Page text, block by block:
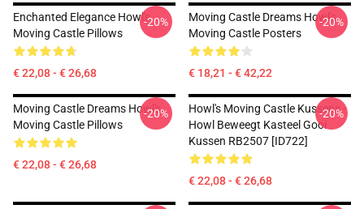
Enchanted Elegance Howl's
Moving Castle Pillows
€ 22,08 - € 26,68
-20%
Moving Castle Dreams Howl's
Moving Castle Posters
€ 18,21 - € 42,22
-20%
Moving Castle Dreams Howl's
Moving Castle Pillows
€ 22,08 - € 26,68
-20%
Howl's Moving Castle Kussens -
Howl Beweegt Kasteel Gooi
Kussen RB2507 [ID722]
€ 22,08 - € 26,68
-20%